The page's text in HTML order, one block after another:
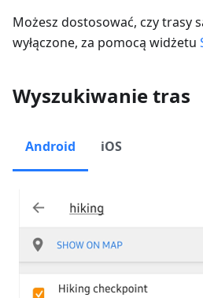
Możesz dostosować, czy trasy
wyłączone, za pomocą widżetu
Wyszukiwanie tras
Android iOS